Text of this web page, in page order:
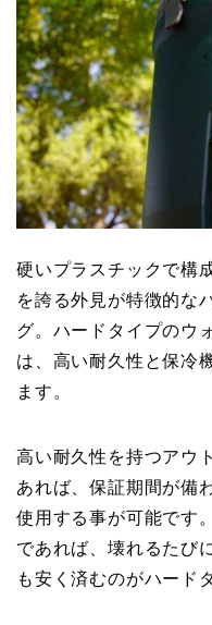
硬いプラスチックで構
を誇る外見が特徴的な
グ。ハードタイプのウ
は、高い耐久性と保冷
ます。
高い耐久性を持つアウ
あれば、保証期間が備
使用する事が可能です
であれば、壊れるたび
も安く済むのがハード